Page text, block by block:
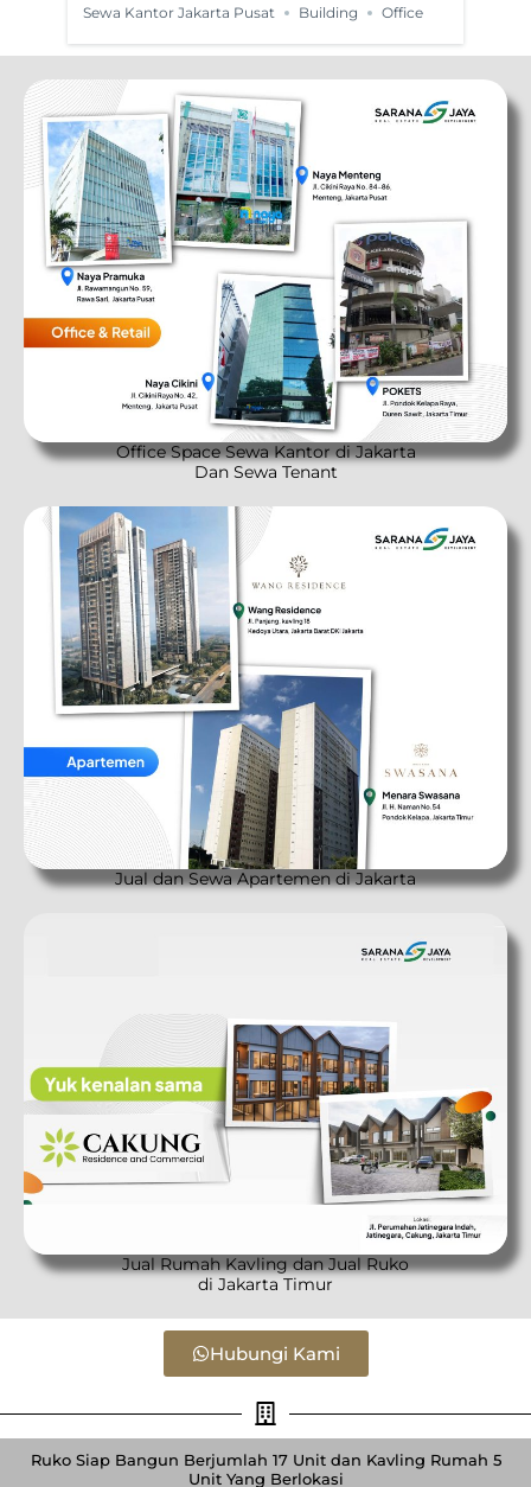
Sewa Kantor Jakarta Pusat
Building Office
Office Space Sewa Kantor di Jakarta
Dan Sewa Tenant
Jual dan Sewa Apartemen di Jakarta
Jual Rumah Kavling dan Jual Ruko
di Jakarta Timur
Hubungi Kami
Ruko Siap Bangun Berjumlah 17 Unit dan Kavling Rumah 5
Unit Yang Berlokasi